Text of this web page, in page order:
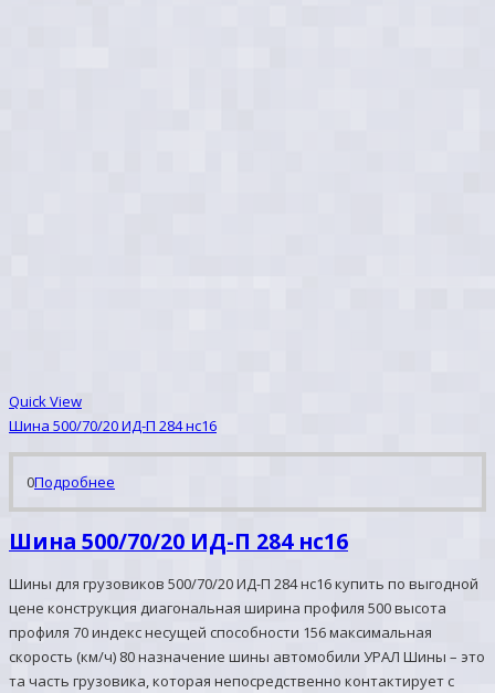
Quick View
Шина 500/70/20 ИД-П 284 нс16
0Подробнее
Шина 500/70/20 ИД-П 284 нс16
Шины для грузовиков 500/70/20 ИД-П 284 нс16 купить по выгодной
цене конструкция диагональная ширина профиля 500 высота
профиля 70 индекс несущей способности 156 максимальная
скорость (км/ч) 80 назначение шины автомобили УРАЛ Шины – это
та часть грузовика, которая непосредственно контактирует с